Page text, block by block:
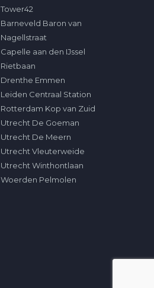
Tower42
Barneveld Baron van
Nagellstraat
Capelle aan den IJssel
Rietbaan
Drenthe Emmen
Leiden Centraal Station
Rotterdam Kop van Zuid
Utrecht De Goeman
Utrecht De Meern
Utrecht Vleuterweide
Utrecht Winthontlaan
Woerden Pelmolen